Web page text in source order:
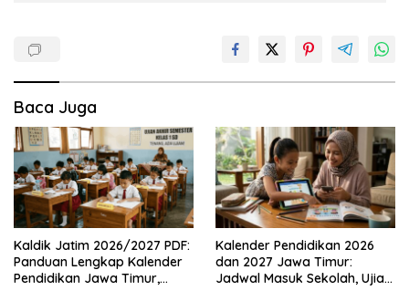
Baca Juga
Kaldik Jatim 2026/2027 PDF:
Panduan Lengkap Kalender
Pendidikan Jawa Timur,
Kalender Pendidikan 2026
dan 2027 Jawa Timur:
Jadwal Masuk Sekolah, Ujian,